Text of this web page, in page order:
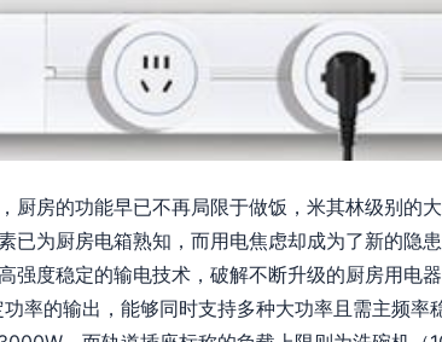
厨房的功能早已不再局限于做饭，米其林级别的
为厨房电箱熟知，而用电焦虑却成为了新的隐
强度稳定的输电技术，破解不断升级的厨房用电
率的输出，能够同时支持多种大功率且需主频